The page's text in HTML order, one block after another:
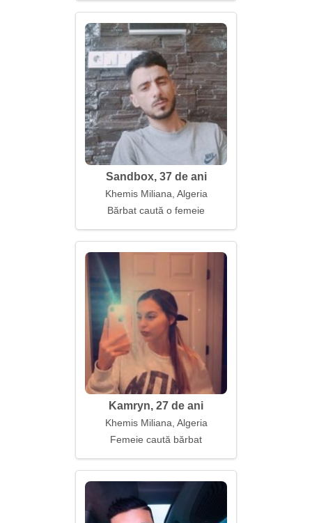
Sandbox, 37 de ani
Khemis Miliana, Algeria
Bărbat caută o femeie
Kamryn, 27 de ani
Khemis Miliana, Algeria
Femeie caută bărbat